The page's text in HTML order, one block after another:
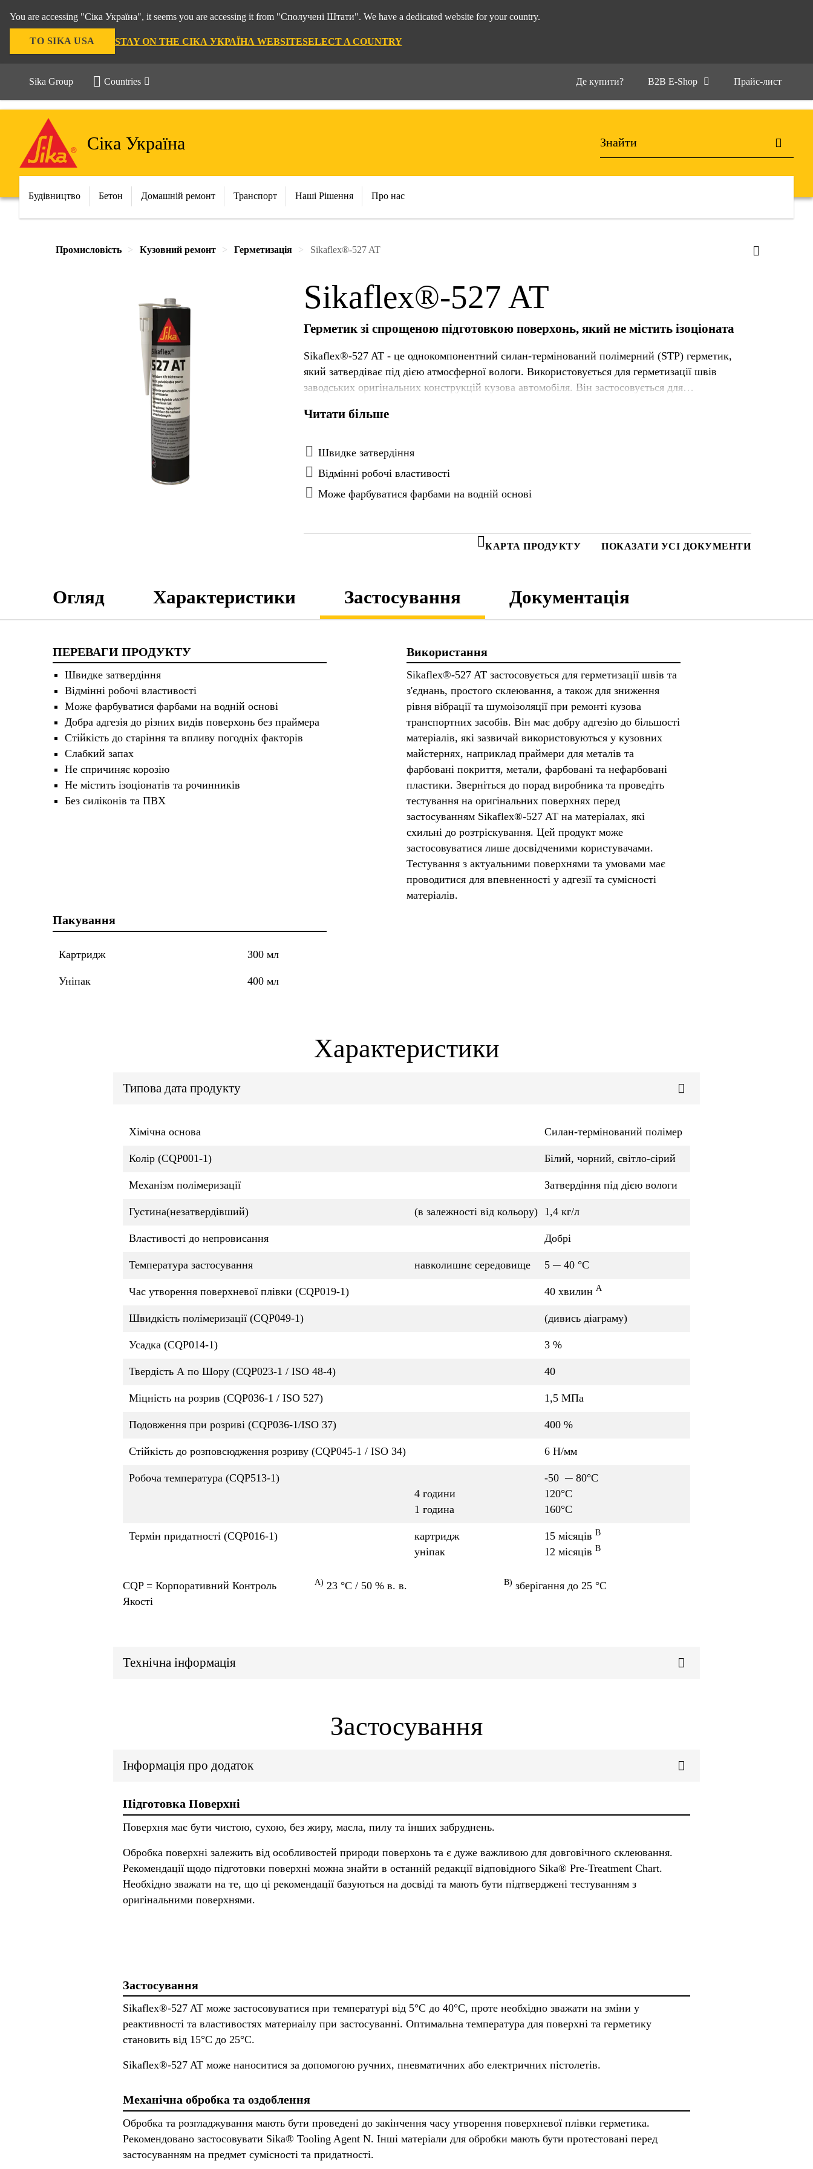
You are accessing "Сіка Україна", it seems you are accessing it from "Сполучені Штати". We have a dedicated website for your country.
TO SIKA USA STAY ON THE СІКА УКРАЇНА WEBSITESELECT A COUNTRY
Sika Group Countries Де купити? B2B E-Shop Прайс-лист
Сіка Україна
Будівництво Бетон Домашній ремонт Транспорт Наші Рішення Про нас
Промисловість Кузовний ремонт Герметизація Sikaflex®-527 AT
Sikaflex®-527 AT
Герметик зі спрощеною підготовкою поверхонь, який не містить ізоціоната
Sikaflex®-527 AT - це однокомпонентний силан-термінований полімерний (STP) герметик,
який затвердіває під дією атмосферної вологи. Використовується для герметизації швів
заводських оригінальних конструкцій кузова автомобіля. Він застосовується для
Sikaflex®-527 AT має добру адгезію до більшості матеріалів, які зазвичай використовуються у
Читати більше
Швидке затвердіння
Відмінні робочі властивості
Може фарбуватися фарбами на водній основі
КАРТА ПРОДУКТУ ПОКАЗАТИ УСІ ДОКУМЕНТИ
Огляд Характеристики Застосування Документація
ПЕРЕВАГИ ПРОДУКТУ
Швидке затвердіння
Відмінні робочі властивості
Може фарбуватися фарбами на водній основі
Добра адгезія до різних видів поверхонь без праймера
Стійкість до старіння та впливу погодніх факторів
Слабкий запах
Не спричиняє корозію
Не містить ізоціонатів та рочинників
Без силіконів та ПВХ
Використання
Sikaflex®-527 AT застосовується для герметизації швів та
з'єднань, простого склеювання, а також для зниження
рівня вібрації та шумоізоляції при ремонті кузова
транспортних засобів. Він має добру адгезію до більшості
матеріалів, які зазвичай використовуються у кузовних
майстернях, наприклад праймери для металів та
фарбовані покриття, метали, фарбовані та нефарбовані
пластики. Зверніться до порад виробника та проведіть
тестування на оригінальних поверхнях перед
застосуванням Sikaflex®-527 AT на матеріалах, які
схильні до розтріскування. Цей продукт може
застосовуватися лише досвідченими користувачами.
Тестування з актуальними поверхнями та умовами має
проводитися для впевненності у адгезії та сумісності
матеріалів.
Пакування
Картридж 300 мл
Уніпак 400 мл
Характеристики
Типова дата продукту
Хімічна основа Силан-термінований полімер
Колір (CQP001-1) Білий, чорний, світло-сірий
Механізм полімеризації Затвердіння під дією вологи
Густина(незатвердівший) (в залежності від кольору) 1,4 кг/л
Властивості до непровисання Добрі
Температура застосування навколишнє середовище 5 ─ 40 °C
Час утворення поверхневої плівки (CQP019-1) 40 хвилин A
Швидкість полімеризації (CQP049-1) (дивись діаграму)
Усадка (CQP014-1) 3 %
Твердість А по Шору (CQP023-1 / ISO 48-4) 40
Міцність на розрив (CQP036-1 / ISO 527) 1,5 MПа
Подовження при розриві (CQP036-1/ISO 37) 400 %
Стійкість до розповсюдження розриву (CQP045-1 / ISO 34) 6 Н/мм
Робоча температура (CQP513-1)
4 години
1 година
-50 ─ 80°C
120°C
160°C
Термін придатності (CQP016-1)
картридж
уніпак
15 місяців B
12 місяців B
CQP = Корпоративний Контроль
Якості
A) 23 °C / 50 % в. в. B) зберігання до 25 °C
Технічна інформація
Застосування
Інформація про додаток
Підготовка Поверхні
Поверхня має бути чистою, сухою, без жиру, масла, пилу та інших забруднень.
Обробка поверхні залежить від особливостей природи поверхонь та є дуже важливою для довговічного склеювання.
Рекомендації щодо підготовки поверхні можна знайти в останній редакції відповідного Sika® Pre-Treatment Chart.
Необхідно зважати на те, що ці рекомендації базуються на досвіді та мають бути підтверджені тестуванням з
оригінальними поверхнями.
Застосування
Sikaflex®-527 AT може застосовуватися при температурі від 5°C до 40°C, проте необхідно зважати на зміни у
реактивності та властивостях материаілу при застосуванні. Оптимальна температура для поверхні та герметику
становить від 15°C до 25°C.
Sikaflex®-527 AT може наноситися за допомогою ручних, пневматичних або електричних пістолетів.
Механічна обробка та оздоблення
Обробка та розгладжування мають бути проведені до закінчення часу утворення поверхневої плівки герметика.
Рекомендовано застосовувати Sika® Tooling Agent N. Інші матеріали для обробки мають бути протестовані перед
застосуванням на предмет сумісності та придатності.